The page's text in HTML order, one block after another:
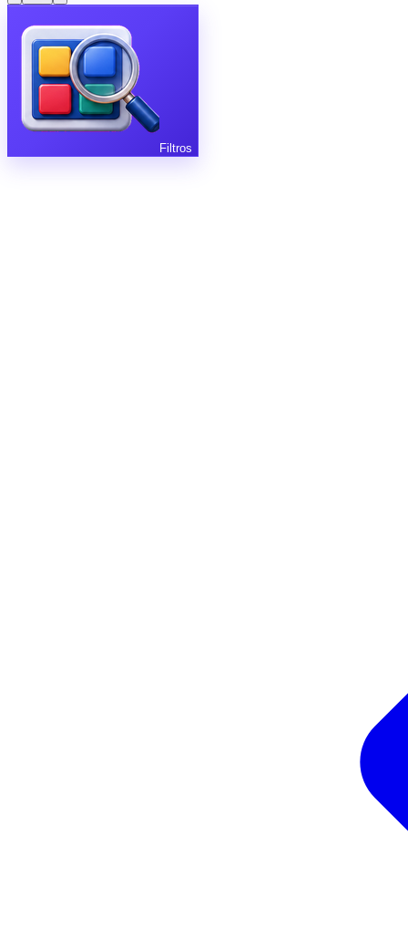
Filtros